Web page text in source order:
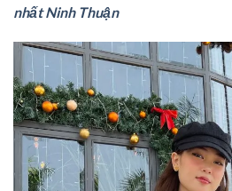
nhất Ninh Thuận